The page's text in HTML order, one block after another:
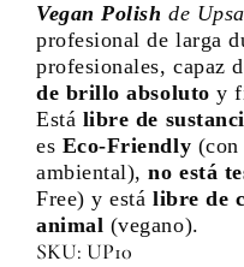
Vegan Polish de
profesional de larga
profesionales, capaz
de brillo absoluto y
Está libre de
es Eco-Friendly
ambiental),no está
Free) y estálibre de
animal (vegano).
SKU: UP10